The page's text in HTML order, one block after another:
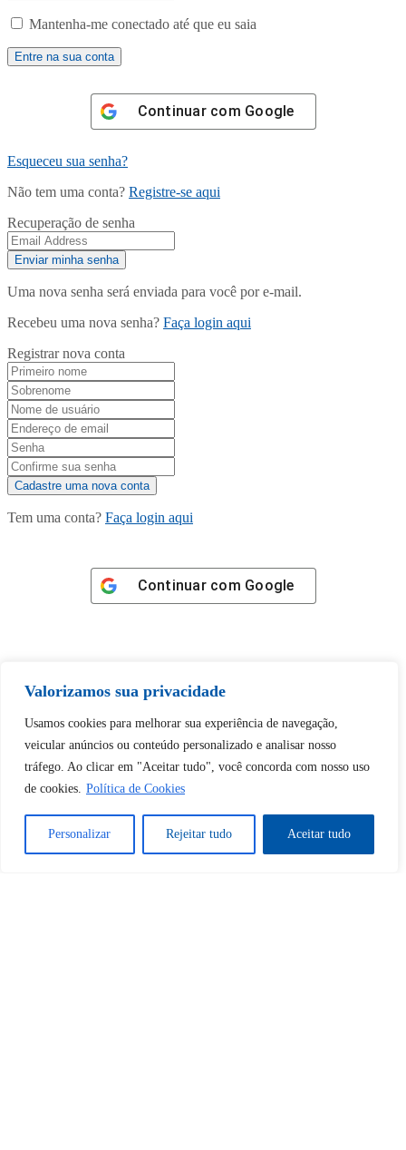
Valorizamos sua privacidade
Usamos cookies para melhorar sua experiência de navegação,
veicular anúncios ou conteúdo personalizado e analisar nosso
tráfego. Ao clicar em "Aceitar tudo", você concorda com nosso uso
de cookies. Política de Cookies
Personalizar Rejeitar tudo Aceitar tudo
Mantenha-me conectado até que eu saia
Continuar com Google
Esqueceu sua senha?
Não tem uma conta? Registre-se aqui
Recuperação de senha
Uma nova senha será enviada para você por e-mail.
Recebeu uma nova senha? Faça login aqui
Registrar nova conta
Tem uma conta? Faça login aqui
Continuar com Google
desbloquear esta publicação?
Desbloquear esquerda : 0
Sim Não